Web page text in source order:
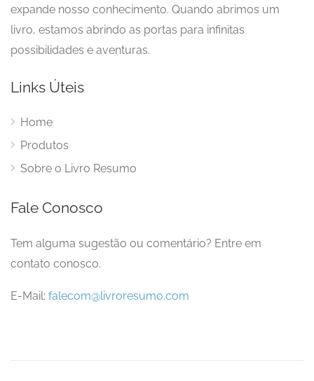
expande nosso conhecimento. Quando abrimos um
livro, estamos abrindo as portas para infinitas
possibilidades e aventuras.
Links Úteis
Home
Produtos
Sobre o Livro Resumo
Fale Conosco
Tem alguma sugestão ou comentário? Entre em
contato conosco.
E-Mail: falecom@livroresumo.com